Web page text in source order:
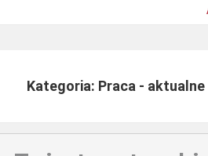
Kategoria: Praca - aktualne